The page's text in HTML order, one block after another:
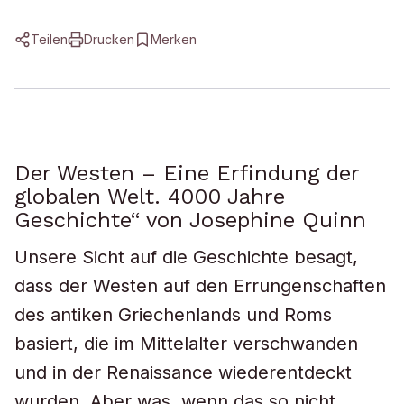
Teilen Drucken Merken
Der Westen – Eine Erfindung der
globalen Welt. 4000 Jahre
Geschichte“ von Josephine Quinn
Unsere Sicht auf die Geschichte besagt,
dass der Westen auf den Errungenschaften
des antiken Griechenlands und Roms
basiert, die im Mittelalter verschwanden
und in der Renaissance wiederentdeckt